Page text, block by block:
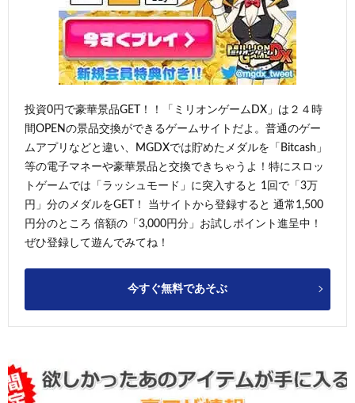
投資0円で豪華景品GET！！「ミリオンゲームDX」は２４時
間OPENの景品交換ができるゲームサイトだよ。普通のゲー
ムアプリなどと違い、MGDXでは貯めたメダルを「Bitcash」
等の電子マネーや豪華景品と交換できちゃうよ！特にスロッ
トゲームでは「ラッシュモード」に突入すると 1回で「3万
円」分のメダルをGET！ 当サイトから登録すると 通常1,500
円分のところ 倍額の「3,000円分」お試しポイント進呈中！
ぜひ登録して遊んでみてね！
今すぐ無料であそぶ